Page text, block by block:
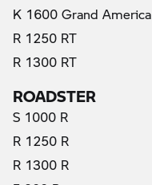
K 1600 Grand America
R 1250 RT
R 1300 RT
ROADSTER
S 1000 R
R 1250 R
R 1300 R